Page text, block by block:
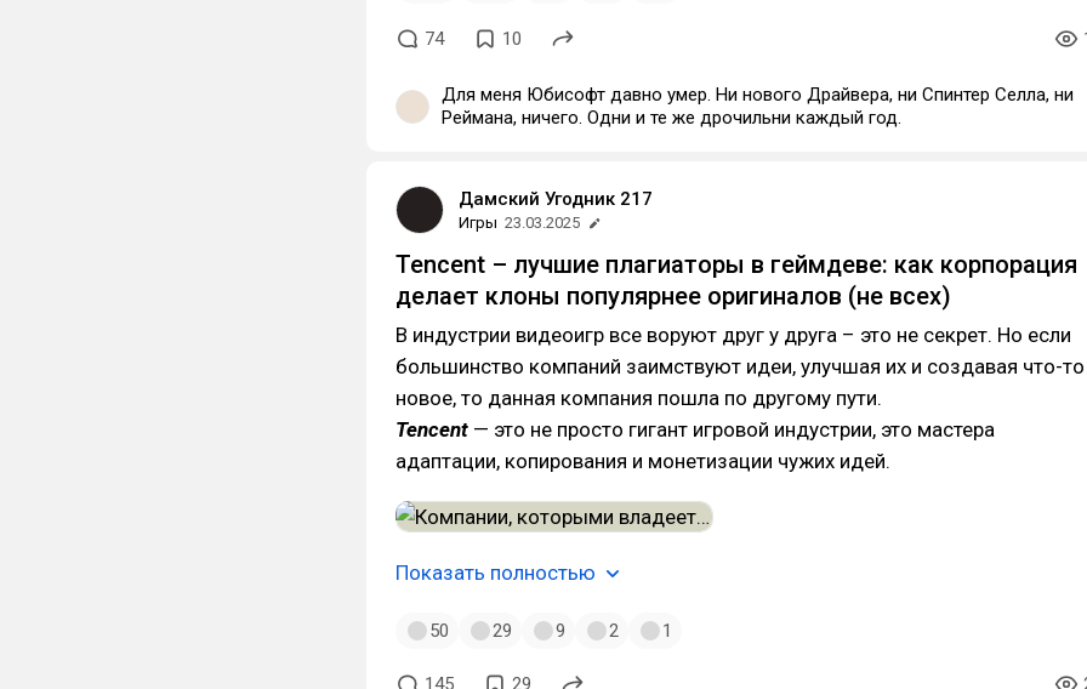
74 10
Для меня Юбисофт давно умер. Ни нового Драйвера, ни Спинтер Селла, ни
Реймана, ничего. Одни и те же дрочильни каждый год.
Дамский Угодник 217
Игры 23.03.2025
Tencent – лучшие плагиаторы в геймдеве: как корпорация
делает клоны популярнее оригиналов (не всех)
В индустрии видеоигр все воруют друг у друга – это не секрет. Но если
большинство компаний заимствуют идеи, улучшая их и создавая что-то
новое, то данная компания пошла по другому пути.
Tencent — это не просто гигант игровой индустрии, это мастера
адаптации, копирования и монетизации чужих идей.
Показать полностью
50 29 9 2 1
145 29